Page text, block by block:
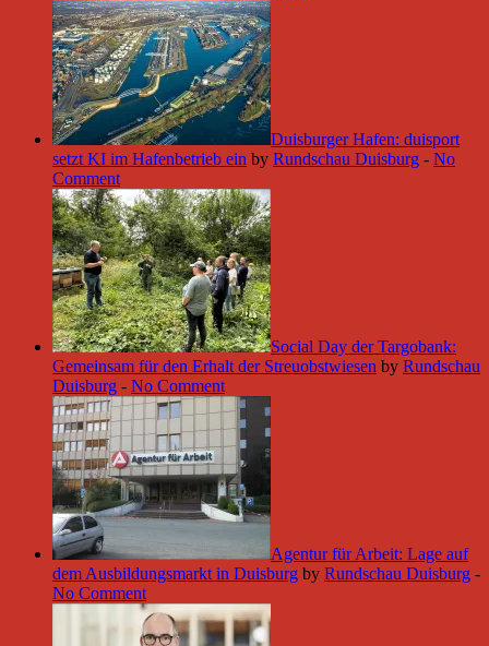
Duisburger Hafen: duisport
setzt KI im Hafenbetrieb ein by Rundschau Duisburg - No
Comment
Social Day der Targobank:
Gemeinsam für den Erhalt der Streuobstwiesen by Rundschau
Duisburg - No Comment
Agentur für Arbeit: Lage auf
dem Ausbildungsmarkt in Duisburg by Rundschau Duisburg -
No Comment